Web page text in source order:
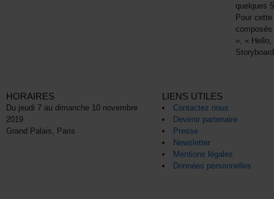
quelques
Pour
», «
HORAIRES
Du jeudi 7 au dimanche 10 novembre
2019
Grand Palais, Paris
LIENS UTILES
Contactez nous
Devenir partenaire
Presse
Newsletter
Mentions légales
Données personnelles